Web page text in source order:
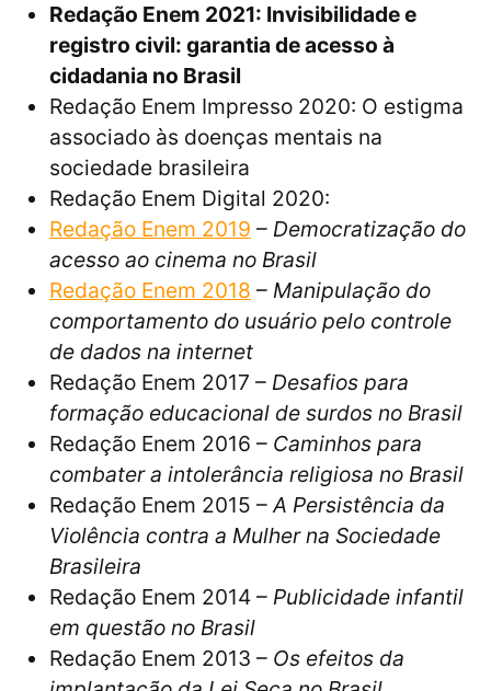
Redação Enem 2021: Invisibilidade e
registro civil: garantia de acesso à
cidadania no Brasil
Redação Enem Impresso 2020: O estigma
associado às doenças mentais na
sociedade brasileira
Redação Enem Digital 2020:
Redação Enem 2019 – Democratização do
acesso ao cinema no Brasil
Redação Enem 2018 – Manipulação do
comportamento do usuário pelo controle
de dados na internet
Redação Enem 2017 – Desafios para
formação educacional de surdos no Brasil
Redação Enem 2016 – Caminhos para
combater a intolerância religiosa no Brasil
Redação Enem 2015 –A Persistência da
Violência contra a Mulher na Sociedade
Brasileira
Redação Enem 2014 – Publicidade infantil
em questão no Brasil
Redação Enem 2013 – Os efeitos da